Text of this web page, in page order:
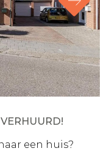
een huis?